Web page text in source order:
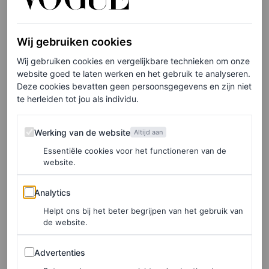
View this post on Instagram
Wij gebruiken cookies
Wij gebruiken cookies en vergelijkbare technieken om onze
website goed te laten werken en het gebruik te analyseren.
Deze cookies bevatten geen persoonsgegevens en zijn niet
te herleiden tot jou als individu.
Werking van de website
Werking van de website Altijd aan
Essentiële cookies voor het functioneren van de
website.
Analytics
Analytics
Helpt ons bij het beter begrijpen van het gebruik van
de website.
Advertenties
Advertenties